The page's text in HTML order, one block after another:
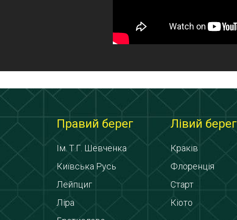
Правий берег
Ім. Т.Г. Шевченка
Київська Русь
Лейпциг
Ліра
Лівий берег
Краків
Флоренція
Старт
Кіото